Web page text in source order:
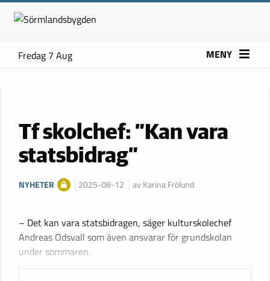
Fredag 7 Aug MENY
Tf skolchef: ”Kan vara
statsbidrag”
NYHETER 2025-08-12 av Karina Frölund
– Det kan vara statsbidragen, säger kulturskolechef
Andreas Odsvall som även ansvarar för grundskolan
under sommaren.